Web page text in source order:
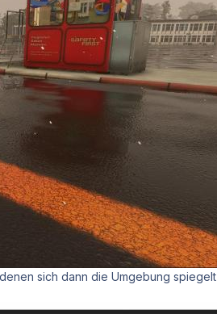
sich dann die Umgebung spiegelt